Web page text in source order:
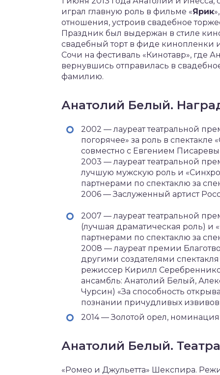
играл главную роль в фильме «Ярик
отношения, устроив свадебное
Праздник был выдержан в стиле
свадебный торт в фиде кинопленки
Сочи на фестиваль «Кинотавр», где
вернувшись отправилась в
фамилию.
Анатолий Белый.
2002 — лауреат театральной
погорячее» за роль в
совместно с Евгением
2003 — лауреат театральной
лучшую мужскую роль и
партнерами по спектаклю за
2006 — Заслуженный артист
2007 — лауреат театральной
(лучшая драматическая роль) и
партнерами по спектаклю за
2008 — лауреат премии
другими создателями
режиссер Кирилл
ансамбль: Анатолий Белый,
Чурсин) «За способность
познании причудливых
2014 — Золотой орел,
Анатолий Белый.
«Ромео и Джульетта» Шекспира.